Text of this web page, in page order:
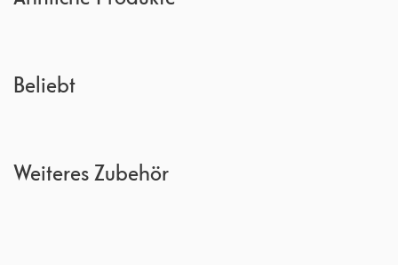
Beliebt
Weiteres Zubehör